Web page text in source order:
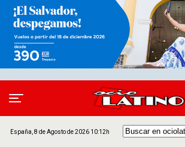
España, 8 de Agosto de 2026 10:12h